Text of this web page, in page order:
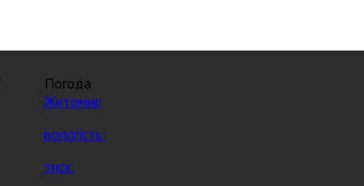
Погода
Житомир
вологість:
тиск: